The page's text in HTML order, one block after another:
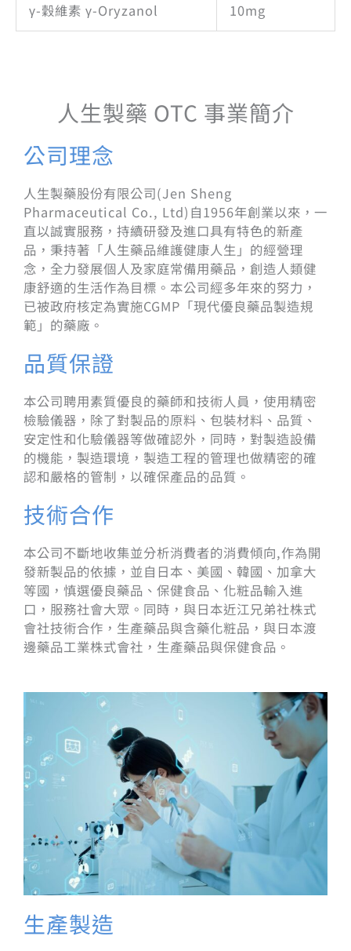
γ-穀維素 γ-Oryzanol 10mg
人生製藥 OTC 事業簡介
公司理念
人生製藥股份有限公司(Jen Sheng
Pharmaceutical Co., Ltd)自1956年創業以來，一
直以誠實服務，持續研發及進口具有特色的新產
品，秉持著「人生藥品維護健康人生」的經營理
念，全力發展個人及家庭常備用藥品，創造人類健
康舒適的生活作為目標。本公司經多年來的努力，
已被政府核定為實施CGMP「現代優良藥品製造規
範」的藥廠。
品質保證
本公司聘用素質優良的藥師和技術人員，使用精密
檢驗儀器，除了對製品的原料、包裝材料、品質、
安定性和化驗儀器等做確認外，同時，對製造設備
的機能，製造環境，製造工程的管理也做精密的確
認和嚴格的管制，以確保產品的品質。
技術合作
本公司不斷地收集並分析消費者的消費傾向,作為開
發新製品的依據，並自日本、美國、韓國、加拿大
等國，慎選優良藥品、保健食品、化粧品輸入進
口，服務社會大眾。同時，與日本近江兄弟社株式
會社技術合作，生產藥品與含藥化粧品，與日本渡
邊藥品工業株式會社，生產藥品與保健食品。
生產製造